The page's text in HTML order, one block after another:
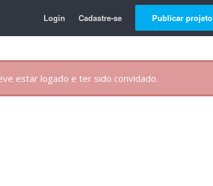
Login Cadastre-se Publicar projeto
estar logado e ter sido convidado.